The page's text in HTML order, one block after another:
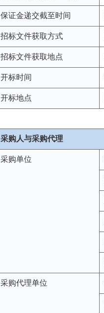
保证金递交截至时间
招标文件获取方式
招标文件获取地点
开标时间
开标地点
采购人与采购代理
采购单位
采购代理单位